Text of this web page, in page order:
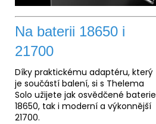
Na baterii 18650 i
21700
Díky praktickému adaptéru, který
je součástí balení, si s Thelema
Solo užijete jak osvědčené baterie
18650, tak i moderní a výkonnější
21700.